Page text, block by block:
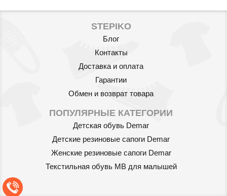
STEPIKO
Блог
Контакты
Доставка и оплата
Гарантии
Обмен и возврат товара
ПОПУЛЯРНЫЕ КАТЕГОРИИ
Детская обувь Demar
Детские резиновые сапоги Demar
Женские резиновые сапоги Demar
Текстильная обувь MB для малышей